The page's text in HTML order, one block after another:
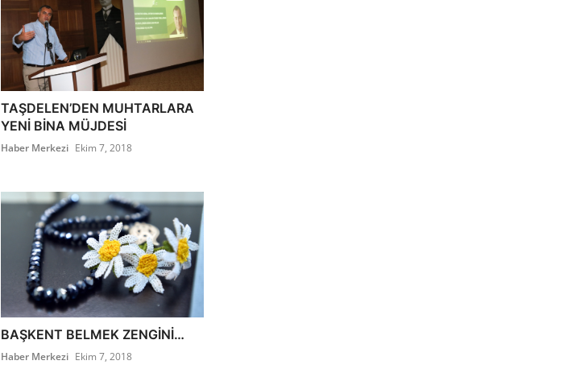
TAŞDELEN’DEN MUHTARLARA
YENİ BİNA MÜJDESİ
Haber Merkezi Ekim 7, 2018
BAŞKENT BELMEK ZENGİNİ…
Haber Merkezi Ekim 7, 2018